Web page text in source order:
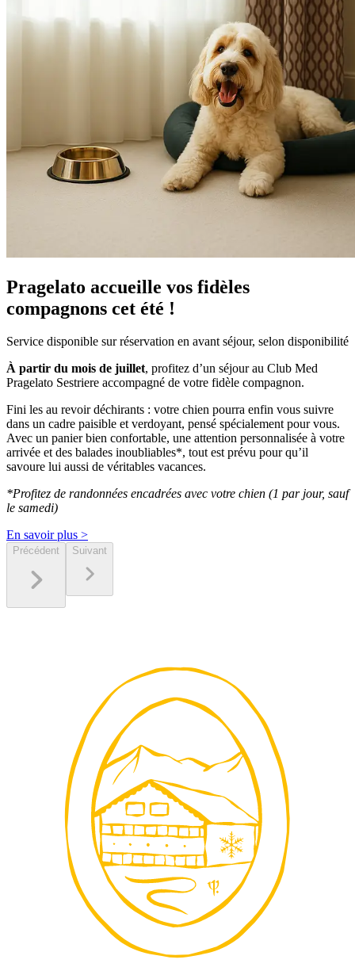
Pragelato accueille vos fidèles
compagnons cet été !
Service disponible sur réservation en avant séjour, selon disponibilité
À partir du mois de juillet, profitez d’un séjour au Club Med
Pragelato Sestriere accompagné de votre fidèle compagnon.
Fini les au revoir déchirants : votre chien pourra enfin vous suivre
dans un cadre paisible et verdoyant, pensé spécialement pour vous.
Avec un panier bien confortable, une attention personnalisée à votre
arrivée et des balades inoubliables*, tout est prévu pour qu’il
savoure lui aussi de véritables vacances.
*Profitez de randonnées encadrées avec votre chien (1 par jour, sauf
le samedi)
En savoir plus >
Précédent Suivant